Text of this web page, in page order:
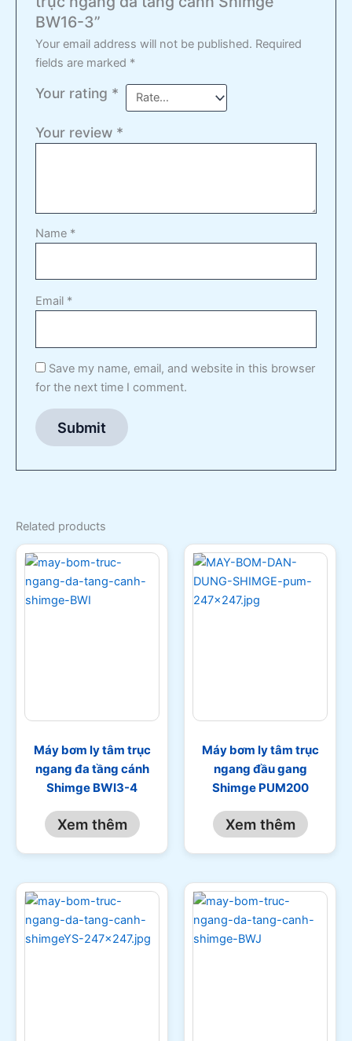
BW16-3”
Your email address will not be published. Required
fields are marked *
Your rating *
Your review *
Name *
Email *
Save my name, email, and website in this browser
for the next time I comment.
Related products
Máy bơm ly tâm trục
ngang đa tầng cánh
Shimge BWI3-4
Xem thêm
Máy bơm ly tâm trục
ngang đầu gang
Shimge PUM200
Xem thêm